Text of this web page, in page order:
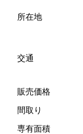
所在地
交通
販売価格
間取り
専有面積